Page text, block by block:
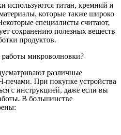
используются титан, кремний и
которые также широко
специалисты считают,
сохранению полезных веществ
продуктов.
микроволновки?
различные
При покупке устройства
с инструкцией, даже если вы
В большинстве